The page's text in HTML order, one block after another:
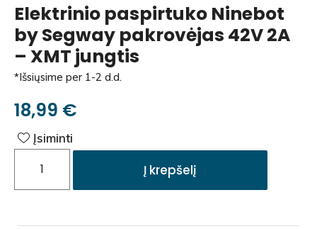
Elektrinio paspirtuko Ninebot
by Segway pakrovėjas 42V 2A
– XMT jungtis
*Išsiųsime per 1-2 d.d.
18,99 €
Įsiminti
Į krepšelį